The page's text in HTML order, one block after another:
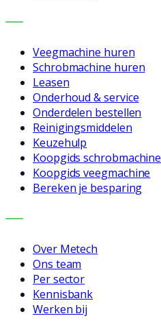
DIENSTEN
Veegmachine huren
Schrobmachine huren
Leasen
Onderhoud & service
Onderdelen bestellen
Reinigingsmiddelen
Keuzehulp
Koopgids schrobmachine
Koopgids veegmachine
Bereken je besparing
BEDRIJF
Over Metech
Ons team
Per sector
Kennisbank
Werken bij